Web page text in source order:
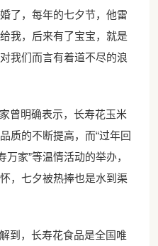
了，每年的七夕节，他雷
我，后来有了宝宝，就是
我们而言有着道不尽的浪
明确表示，长寿花玉米
质的不断提高，而“过年回
万家”等温情活动的举办，
，七夕被热捧也是水到渠
，长寿花食品是全国唯